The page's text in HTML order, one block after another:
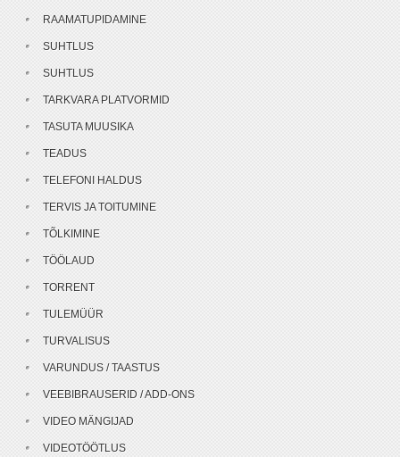
RAAMATUPIDAMINE
SUHTLUS
SUHTLUS
TARKVARA PLATVORMID
TASUTA MUUSIKA
TEADUS
TELEFONI HALDUS
TERVIS JA TOITUMINE
TÕLKIMINE
TÖÖLAUD
TORRENT
TULEMÜÜR
TURVALISUS
VARUNDUS / TAASTUS
VEEBIBRAUSERID / ADD-ONS
VIDEO MÄNGIJAD
VIDEOTÖÖTLUS